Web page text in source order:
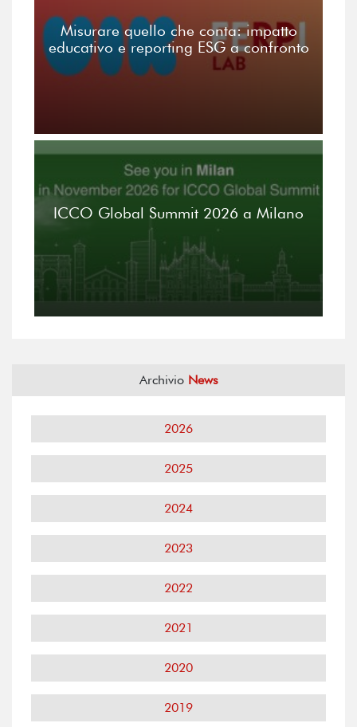
Misurare quello che conta: impatto
educativo e reporting ESG a confronto
ICCO Global Summit 2026 a Milano
Archivio News
2026
2025
2024
2023
2022
2021
2020
2019